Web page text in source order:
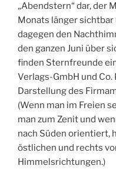
„Abendstern“ dar, der
Monats länger
dagegen den
den ganzen Juni über
finden Sternfreunde
Verlags-GmbH und
Darstellung des
(Wenn man im Freien
man zum Zenit und
nach Süden orientiert,
östlichen und rechts
Himmelsrichtungen.)